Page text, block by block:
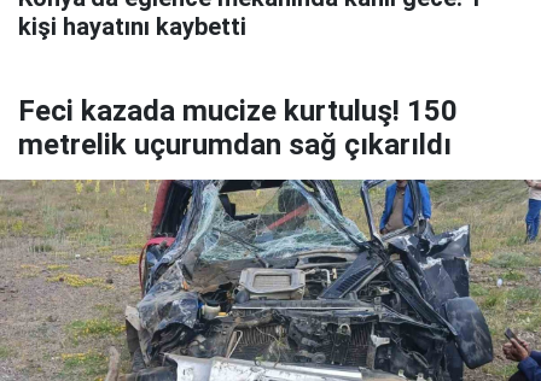
kişi hayatını kaybetti
Feci kazada mucize kurtuluş! 150
metrelik uçurumdan sağ çıkarıldı